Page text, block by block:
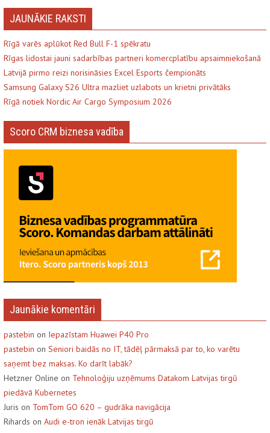
JAUNĀKIE RAKSTI
Rīgā varēs aplūkot Red Bull F-1 spēkratu
Rīgas lidostai jauni sadarbības partneri komercplatību apsaimniekošanā
Latvijā pirmo reizi norisināsies Excel Esports čempionāts
Samsung Galaxy S26 Ultra mazliet uzlabots un krietni privātāks
Rīgā notiek Nordic Air Cargo Symposium 2026
Scoro CRM biznesa vadība
Jaunākie komentāri
pastebin on Iepazīstam Huawei P40 Pro
pastebin on Seniori baidās no IT, tādēļ pārmaksā par to, ko varētu
saņemt bez maksas. Ko darīt labāk?
Hetzner Online on Tehnoloģiju uzņēmums Datakom Latvijas tirgū
piedāvā Kubernetes
Juris on TomTom GO 620 – gudrāka navigācija
Rihards on Audi e-tron ienāk Latvijas tirgū